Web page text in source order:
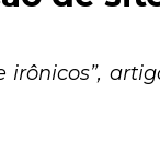
irônicos”,